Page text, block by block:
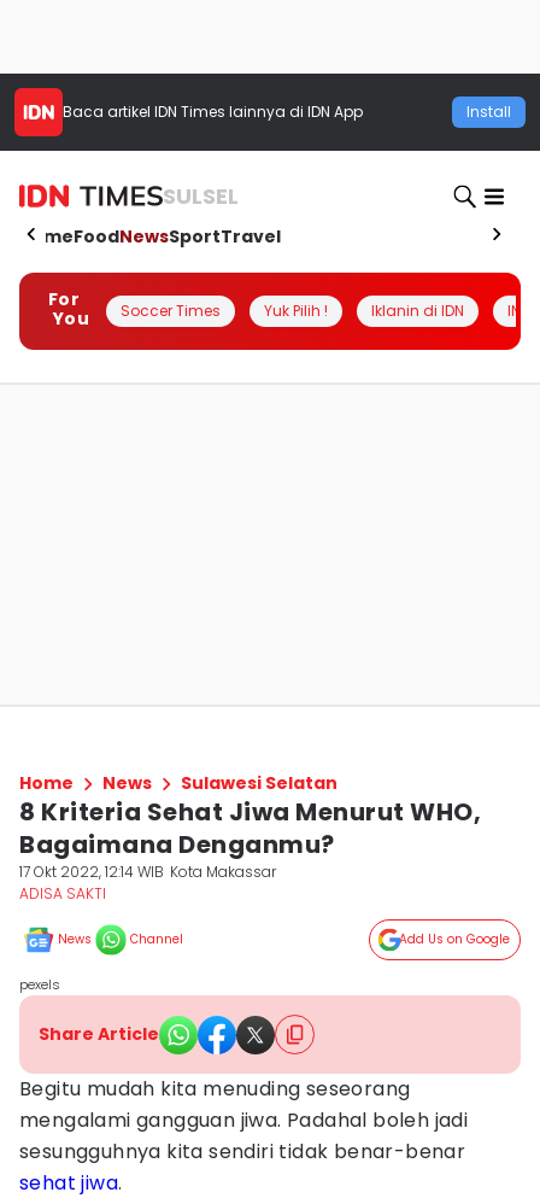
Baca artikel IDN Times lainnya di IDN App Install
SULSEL
HomeFoodNewsSportTravel
For
You
Soccer Times Yuk Pilih ! Iklanin di IDN
Home News Sulawesi Selatan
8 Kriteria Sehat Jiwa Menurut WHO,
Bagaimana Denganmu?
17 Okt 2022, 12:14 WIB Kota Makassar
ADISA SAKTI
News Channel Add Us on Google
pexels
Share Article
Begitu mudah kita menuding seseorang
mengalami gangguan jiwa. Padahal boleh jadi
sesungguhnya kita sendiri tidak benar-benar
sehat jiwa.